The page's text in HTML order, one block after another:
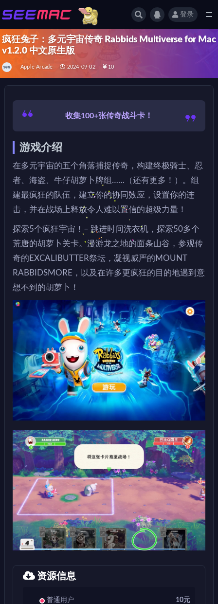
登录
疯狂兔子：多元宇宙传奇 Rabbids Multiverse for Mac
v1.2.0 中文原生版
Apple Arcade 2024-09-02 10
收集100+张传奇战斗卡！
游戏介绍
在多元宇宙的五个角落捕捉传奇，构建终极骑士、忍
者、海盗、牛仔胡萝卜牌组……（还有更多！）。组
建最疯狂的队伍，建立你的协同效应，设置你的连
击，并在战场上释放令人难以置信的超级力量！
探索5个疯狂宇宙！– 跳进时间洗衣机，探索50多个
荒唐的胡萝卜关卡。漫游龙之地的面条山谷，参观传
奇的EXCALIBUTTER祭坛，凝视威严的MOUNT
RABBIDSMORE，以及在许多更疯狂的目的地遇到意
想不到的胡萝卜！
资源信息
普通用户 10元